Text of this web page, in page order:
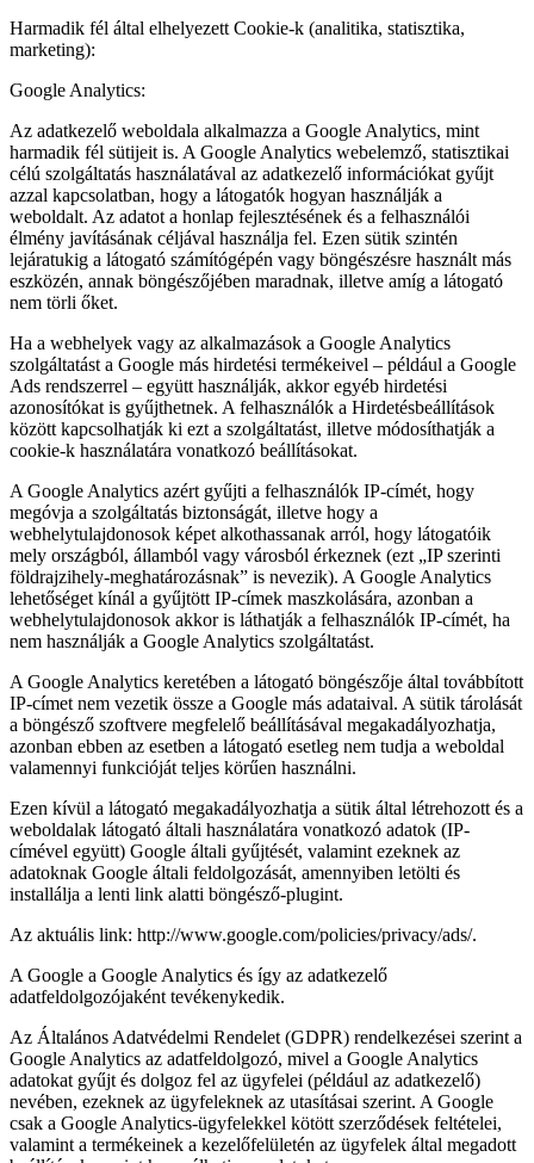
Harmadik fél által elhelyezett Cookie-k (analitika, statisztika,
marketing):
Google Analytics:
Az adatkezelő weboldala alkalmazza a Google Analytics, mint
harmadik fél sütijeit is. A Google Analytics webelemző, statisztikai
célú szolgáltatás használatával az adatkezelő információkat gyűjt
azzal kapcsolatban, hogy a látogatók hogyan használják a
weboldalt. Az adatot a honlap fejlesztésének és a felhasználói
élmény javításának céljával használja fel. Ezen sütik szintén
lejáratukig a látogató számítógépén vagy böngészésre használt más
eszközén, annak böngészőjében maradnak, illetve amíg a látogató
nem törli őket.
Ha a webhelyek vagy az alkalmazások a Google Analytics
szolgáltatást a Google más hirdetési termékeivel – például a Google
Ads rendszerrel – együtt használják, akkor egyéb hirdetési
azonosítókat is gyűjthetnek. A felhasználók a Hirdetésbeállítások
között kapcsolhatják ki ezt a szolgáltatást, illetve módosíthatják a
cookie-k használatára vonatkozó beállításokat.
A Google Analytics azért gyűjti a felhasználók IP-címét, hogy
megóvja a szolgáltatás biztonságát, illetve hogy a
webhelytulajdonosok képet alkothassanak arról, hogy látogatóik
mely országból, államból vagy városból érkeznek (ezt „IP szerinti
földrajzihely-meghatározásnak” is nevezik). A Google Analytics
lehetőséget kínál a gyűjtött IP-címek maszkolására, azonban a
webhelytulajdonosok akkor is láthatják a felhasználók IP-címét, ha
nem használják a Google Analytics szolgáltatást.
A Google Analytics keretében a látogató böngészője által továbbított
IP-címet nem vezetik össze a Google más adataival. A sütik tárolását
a böngésző szoftvere megfelelő beállításával megakadályozhatja,
azonban ebben az esetben a látogató esetleg nem tudja a weboldal
valamennyi funkcióját teljes körűen használni.
Ezen kívül a látogató megakadályozhatja a sütik által létrehozott és a
weboldalak látogató általi használatára vonatkozó adatok (IP-
címével együtt) Google általi gyűjtését, valamint ezeknek az
adatoknak Google általi feldolgozását, amennyiben letölti és
installálja a lenti link alatti böngésző-plugint.
Az aktuális link: http://www.google.com/policies/privacy/ads/.
A Google a Google Analytics és így az adatkezelő
adatfeldolgozójaként tevékenykedik.
Az Általános Adatvédelmi Rendelet (GDPR) rendelkezései szerint a
Google Analytics az adatfeldolgozó, mivel a Google Analytics
adatokat gyűjt és dolgoz fel az ügyfelei (például az adatkezelő)
nevében, ezeknek az ügyfeleknek az utasításai szerint. A Google
csak a Google Analytics-ügyfelekkel kötött szerződések feltételei,
valamint a termékeinek a kezelőfelületén az ügyfelek által megadott